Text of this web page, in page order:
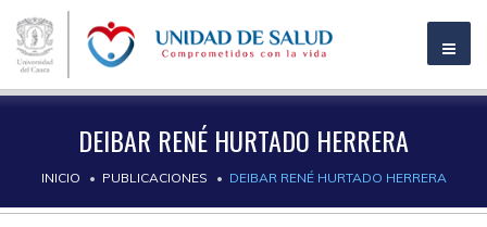
DEIBAR RENÉ HURTADO HERRERA
INICIO PUBLICACIONES DEIBAR RENÉ HURTADO HERRERA